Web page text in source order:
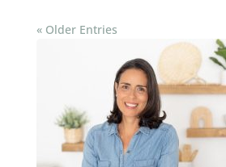
« Older Entries